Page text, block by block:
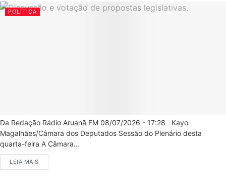
POLÍTICA
Da Redação Rádio Aruanã FM 08/07/2026 - 17:28 Kayo
Magalhães/Câmara dos Deputados Sessão do Plenário desta
quarta-feira A Câmara...
LEIA MAIS